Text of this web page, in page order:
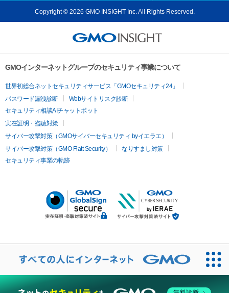
Copyright © 2026 GMO INSIGHT Inc. All Rights Reserved.
GMOインターネットグループのセキュリティ事業について
世界初総合ネットセキュリティサービス「GMOセキュリティ24」
パスワード漏洩診断
Webサイトリスク診断
セキュリティ相談AIチャットボット
実在証明・盗聴対策
サイバー攻撃対策（GMOサイバーセキュリティ byイエラエ）
サイバー攻撃対策（GMO Flatt Security）
なりすまし対策
セキュリティ事業の軌跡